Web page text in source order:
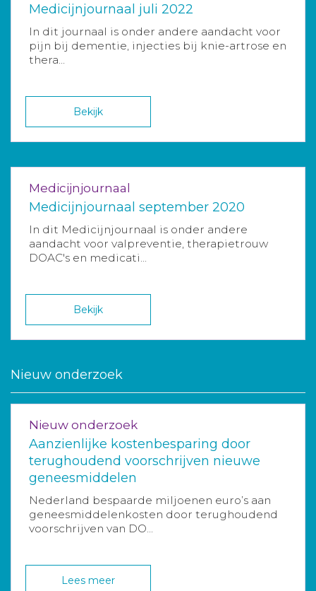
Medicijnjournaal juli 2022
In dit journaal is onder andere aandacht voor
pijn bij dementie, injecties bij knie-artrose en
thera...
Bekijk
Medicijnjournaal
Medicijnjournaal september 2020
In dit Medicijnjournaal is onder andere
aandacht voor valpreventie, therapietrouw
DOAC's en medicati...
Bekijk
Nieuw onderzoek
Nieuw onderzoek
Aanzienlijke kostenbesparing door
terughoudend voorschrijven nieuwe
geneesmiddelen
Nederland bespaarde miljoenen euro’s aan
geneesmiddelenkosten door terughoudend
voorschrijven van DO...
Lees meer